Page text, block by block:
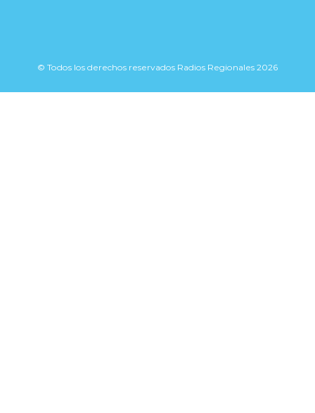
© Todos los derechos reservados Radios Regionales 2026